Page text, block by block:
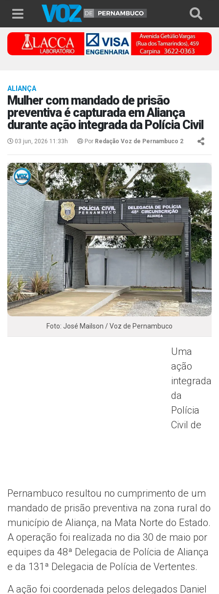
ALIANÇA
Mulher com mandado de prisão
preventiva é capturada em Aliança
durante ação integrada da Polícia Civil
03 jun, 2026 11:33h Por Redação Voz de Pernambuco 2
Foto: José Mailson / Voz de Pernambuco
Uma
ação
integrada
da
Polícia
Civil de
Pernambuco resultou no cumprimento de um
mandado de prisão preventiva na zona rural do
município de Aliança, na Mata Norte do Estado.
A operação foi realizada no dia 30 de maio por
equipes da 48ª Delegacia de Polícia de Aliança
e da 131ª Delegacia de Polícia de Vertentes.
A ação foi coordenada pelos delegados Daniel